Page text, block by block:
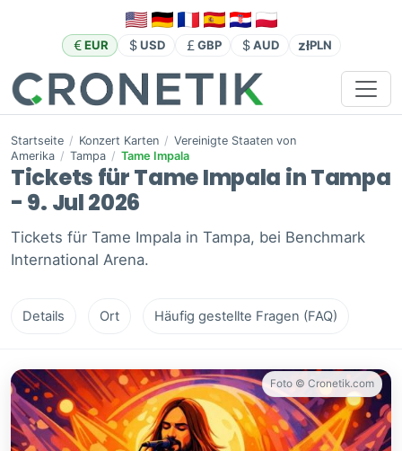
EUR USD GBP AUD złPLN
Startseite / Konzert Karten / Vereinigte Staaten von
Amerika / Tampa / Tame Impala
Tickets für Tame Impala in Tampa
- 9. Jul 2026
Tickets für Tame Impala in Tampa, bei Benchmark
International Arena.
Details Ort Häufig gestellte Fragen (FAQ)
Foto © Cronetik.com